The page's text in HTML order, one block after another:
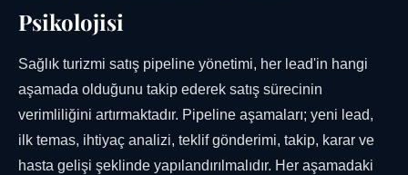
Psikolojisi
Sağlık turizmi satış pipeline yönetimi, her lead'in hangi
aşamada olduğunu takip ederek satış sürecinin
verimliliğini artırmaktadır. Pipeline aşamaları; yeni lead,
ilk temas, ihtiyaç analizi, teklif gönderimi, takip, karar ve
hasta gelişi şeklinde yapılandırılmalıdır. Her aşamadaki